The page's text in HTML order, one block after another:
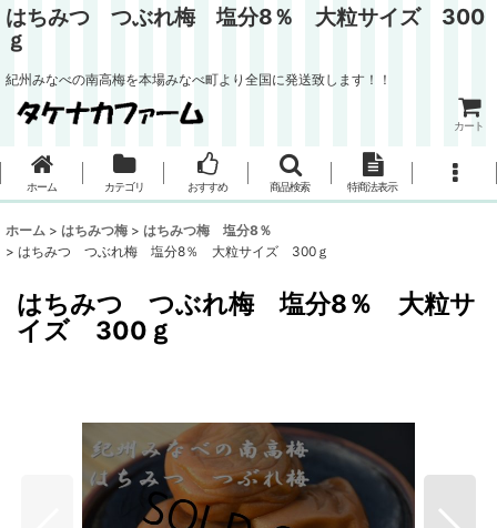
はちみつ つぶれ梅 塩分8％ 大粒サイズ 300
ｇ
紀州みなべの南高梅を本場みなべ町より全国に発送致します！！
カート
ホーム カテゴリ おすすめ 商品検索 特商法表示
ホーム > はちみつ梅 > はちみつ梅 塩分8％
> はちみつ つぶれ梅 塩分8％ 大粒サイズ 300ｇ
はちみつ つぶれ梅 塩分8％ 大粒サ
イズ 300ｇ